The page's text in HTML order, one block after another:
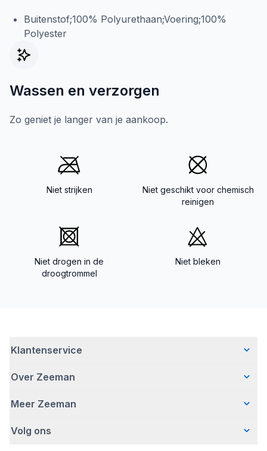
Buitenstof;100% Polyurethaan;Voering;100%
Polyester
Wassen en verzorgen
Zo geniet je langer van je aankoop.
Niet strijken
Niet geschikt voor chemisch
reinigen
Niet drogen in de
droogtrommel
Niet bleken
Klantenservice
Veelgestelde vragen
Bezorgen
Retourneren
Over Zeeman
Wie wij zijn
Hoe wij verantwoord ondernemen
Meer Zeeman
Veiligheidswaarschuwing
Volg ons